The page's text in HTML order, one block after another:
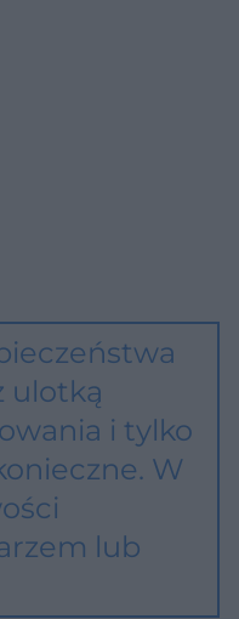
ulotką
i tylko
W
lub